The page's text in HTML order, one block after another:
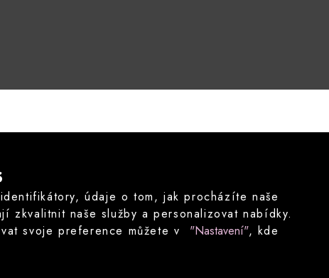
údaje o tom, jak procházíte naše
zkvalitnit naše služby a personalizovat nabídky.
svoje preference můžete v "Nastavení", kde